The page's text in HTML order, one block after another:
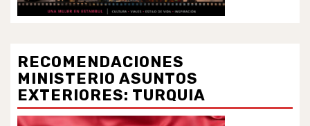
RECOMENDACIONES
MINISTERIO ASUNTOS
EXTERIORES: TURQUIA